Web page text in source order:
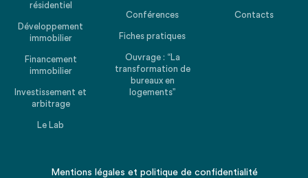
résidentiel
Développement
immobilier
Financement
immobilier
Investissement et
arbitrage
Le Lab
Conférences
Fiches pratiques
Ouvrage : “La
transformation de
bureaux en
logements”
Contacts
Mentions légales et politique de confidentialité